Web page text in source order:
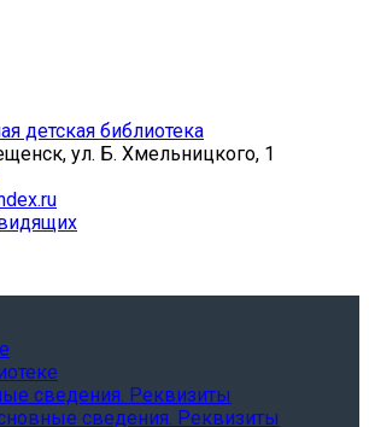
детская библиотека
ул. Б. Хмельницкого, 1
сведения. Реквизиты
сведения. Реквизиты